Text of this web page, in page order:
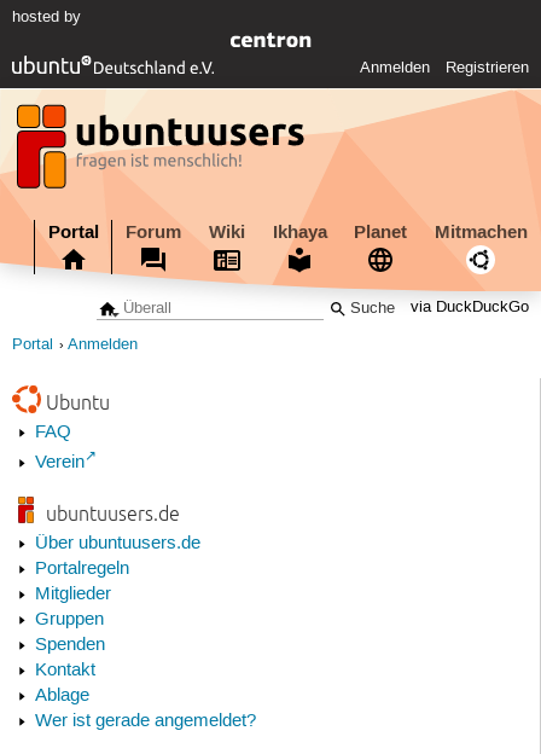
hosted by
Anmelden Registrieren
Portal Forum Wiki Ikhaya Planet Mitmachen
via DuckDuckGo
Portal Anmelden
Ubuntu
FAQ
Verein
ubuntuusers.de
Über ubuntuusers.de
Portalregeln
Mitglieder
Gruppen
Spenden
Kontakt
Ablage
Wer ist gerade angemeldet?